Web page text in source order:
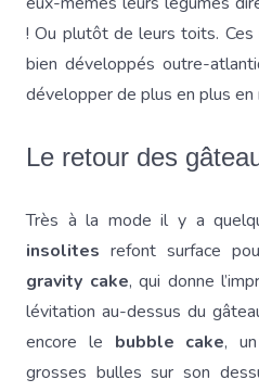
! Ou plutôt de leurs toits.
bien développés outre-
développer de plus en plus
Le retour des
Très à la mode il y a
insolites refont surface
gravity cake, qui donne
lévitation au-dessus du
encore le bubble cake,
grosses bulles sur son